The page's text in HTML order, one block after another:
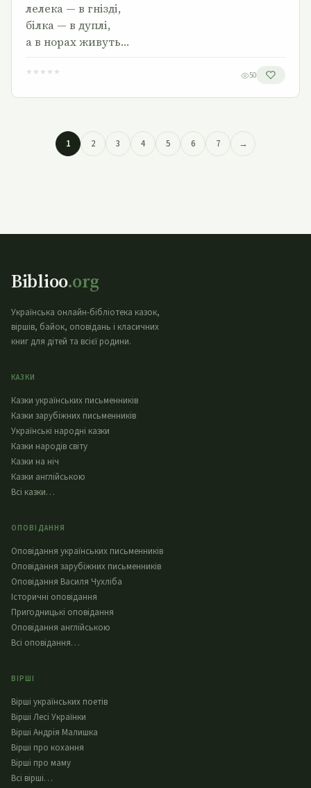
лелека — в гнізді,
білка — в дуплі,
а в норах живуть…
★ ★ ★ ★ ★ 50
1 2 3 4 5 6 7 →
Biblioo.org
Українська онлайн-бібліотека казок,
віршів, байок, оповідань і класичних
книг для дітей та всієї родини.
КАЗКИ
Казки українських письменників
Казки зарубіжних письменників
Українські народні казки
Казки народів світу
Казки на ніч
Казки англійською
Всі казки…
ОПОВІДАННЯ
Оповідання українських письменників
Оповідання зарубіжних письменників
Оповідання Василя Чухліба
Історичні оповідання
Пригодницькі оповідання
Оповідання англійською
Всі оповідання…
ВІРШІ
Вірші українських поетів
Вірші Лесі Українки
Вірші Андрія Малишка
Вірші про кохання
Вірші про маму
Всі вірші…